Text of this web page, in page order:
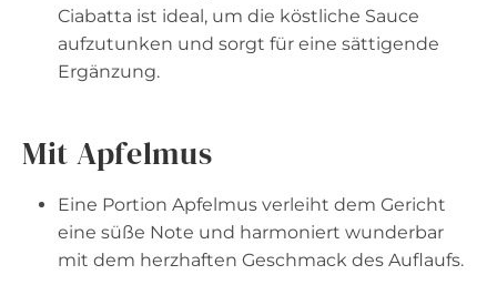
Ciabatta ist ideal, um die köstliche Sauce
aufzutunken und sorgt für eine sättigende
Ergänzung.
Mit Apfelmus
Eine Portion Apfelmus verleiht dem Gericht
eine süße Note und harmoniert wunderbar
mit dem herzhaften Geschmack des Auflaufs.